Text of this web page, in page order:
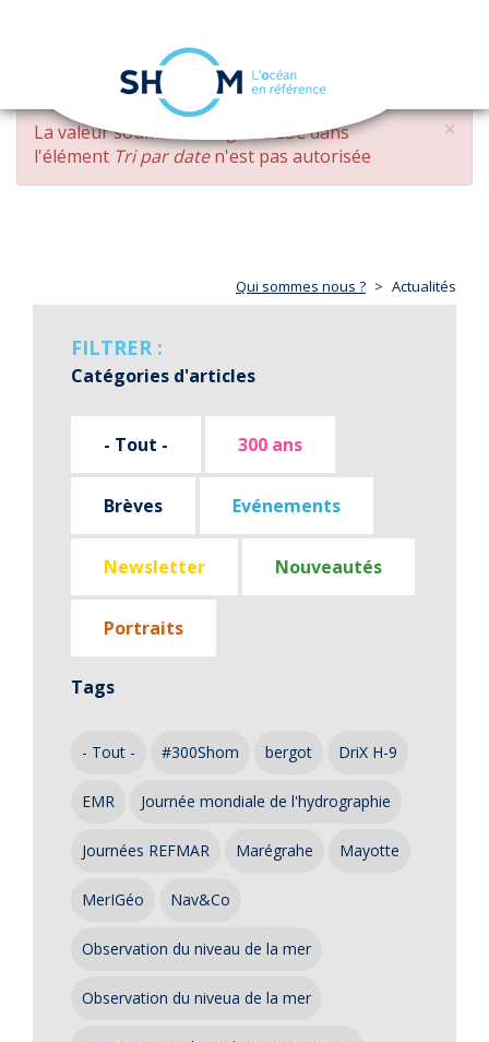
Aller
contenu
principal
navigation
×
MESSAGE
D'ERREUR
La valeur soumise changed DESCdans
l'élément Tri par daten'est pas autorisée
Qui sommes nous ? Actualités
FILTRER :
Catégories d'articles
- Tout - 300 ans
Brèves Evénements
Newsletter Nouveautés
Portraits
Tags
- Tout - #300Shom bergot DriX H-9
EMR Journée mondiale de l'hydrographie
Journées REFMAR Marégrahe Mayotte
MerIGéo Nav&Co
Observation du niveau de la mer
Observation du niveua de la mer